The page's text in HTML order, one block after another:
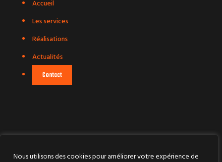
Nous utilisons des cookies pour améliorer votre expérience de
Accueil
Les services
Réalisations
Actualités
Contact